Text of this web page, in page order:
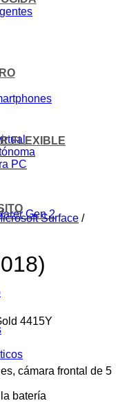
PC
Gen 2
FLEXIBLE
Surface /
4415Y
cámara frontal de 5
batería